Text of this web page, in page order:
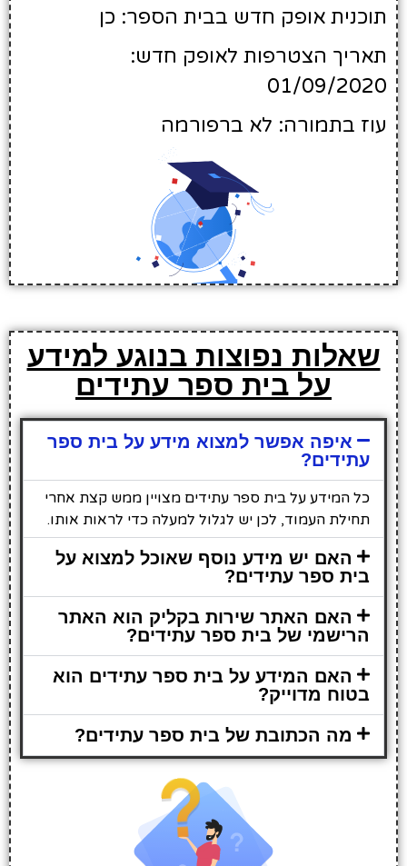
תוכנית אופק חדש בבית הספר: כן
תאריך הצטרפות לאופק חדש:
01/09/2020
עוז בתמורה: לא ברפורמה
שאלות נפוצות בנוגע למידע
על בית ספר עתידים
איפה אפשר למצוא מידע על בית ספר
עתידים?
כל המידע על בית ספר עתידים מצויין ממש קצת אחרי
תחילת העמוד, לכן יש לגלול למעלה כדי לראות אותו.
האם יש מידע נוסף שאוכל למצוא על
בית ספר עתידים?
האם האתר שירות בקליק הוא האתר
הרישמי של בית ספר עתידים?
האם המידע על בית ספר עתידים הוא
בטוח מדוייק?
מה הכתובת של בית ספר עתידים?